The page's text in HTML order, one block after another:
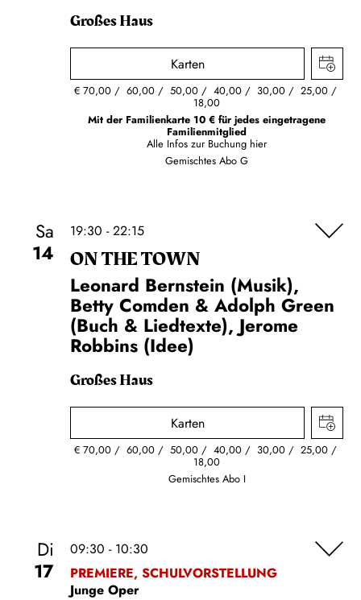
Großes Haus
Karten
€ 70,00 60,00 50,00 40,00 30,00 25,00
18,00
Mit der Familienkarte 10 € für jedes eingetragene
Familienmitglied
Alle Infos zur Buchung hier
Gemischtes Abo G
Sa
14
19:30 - 22:15
ON THE TOWN
Leonard Bernstein (Musik),
Betty Comden & Adolph Green
(Buch & Liedtexte), Jerome
Robbins (Idee)
Großes Haus
Karten
€ 70,00 60,00 50,00 40,00 30,00 25,00
18,00
Gemischtes Abo I
Di
17
09:30 - 10:30
PREMIERE, SCHULVORSTELLUNG
Junge Oper